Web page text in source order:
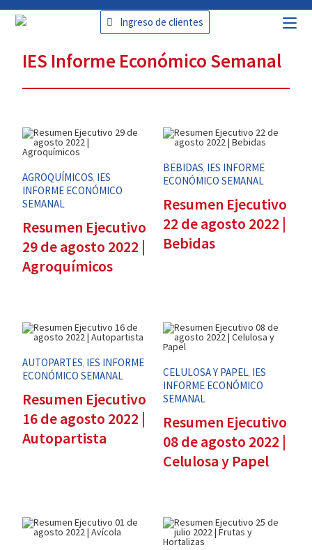
Ingreso de clientes
IES Informe Económico Semanal
AGROQUÍMICOS, IES
INFORME ECONÓMICO
SEMANAL
Resumen Ejecutivo
29 de agosto 2022 |
Agroquímicos
BEBIDAS, IES INFORME
ECONÓMICO SEMANAL
Resumen Ejecutivo
22 de agosto 2022 |
Bebidas
AUTOPARTES, IES INFORME
ECONÓMICO SEMANAL
Resumen Ejecutivo
16 de agosto 2022 |
Autopartista
CELULOSA Y PAPEL, IES
INFORME ECONÓMICO
SEMANAL
Resumen Ejecutivo
08 de agosto 2022 |
Celulosa y Papel